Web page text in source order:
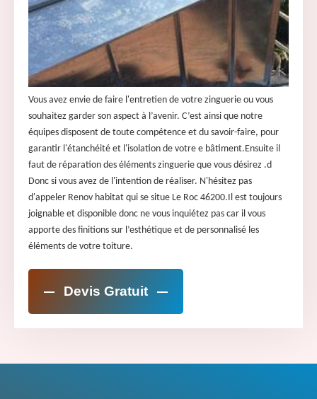
Vous avez envie de faire l'entretien de votre zinguerie ou vous
souhaitez garder son aspect à l’avenir. C’est ainsi que notre
équipes disposent de toute compétence et du savoir-faire, pour
garantir l'étanchéité et l'isolation de votre e bâtiment.Ensuite il
faut de réparation des éléments zinguerie que vous désirez .d
Donc si vous avez de l'intention de réaliser. N'hésitez pas
d'appeler Renov habitat qui se situe Le Roc 46200.Il est toujours
joignable et disponible donc ne vous inquiétez pas car il vous
apporte des finitions sur l’esthétique et de personnalisé les
éléments de votre toiture.
Devis Gratuit